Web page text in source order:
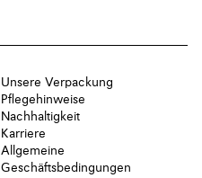
Unsere Verpackung
Pflegehinweise
Nachhaltigkeit
Karriere
Allgemeine
Geschäftsbedingungen